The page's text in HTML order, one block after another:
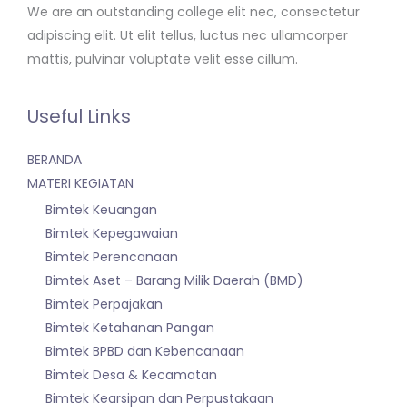
We are an outstanding college elit nec, consectetur
adipiscing elit. Ut elit tellus, luctus nec ullamcorper
mattis, pulvinar voluptate velit esse cillum.
Useful Links
BERANDA
MATERI KEGIATAN
Bimtek Keuangan
Bimtek Kepegawaian
Bimtek Perencanaan
Bimtek Aset – Barang Milik Daerah (BMD)
Bimtek Perpajakan
Bimtek Ketahanan Pangan
Bimtek BPBD dan Kebencanaan
Bimtek Desa & Kecamatan
Bimtek Kearsipan dan Perpustakaan